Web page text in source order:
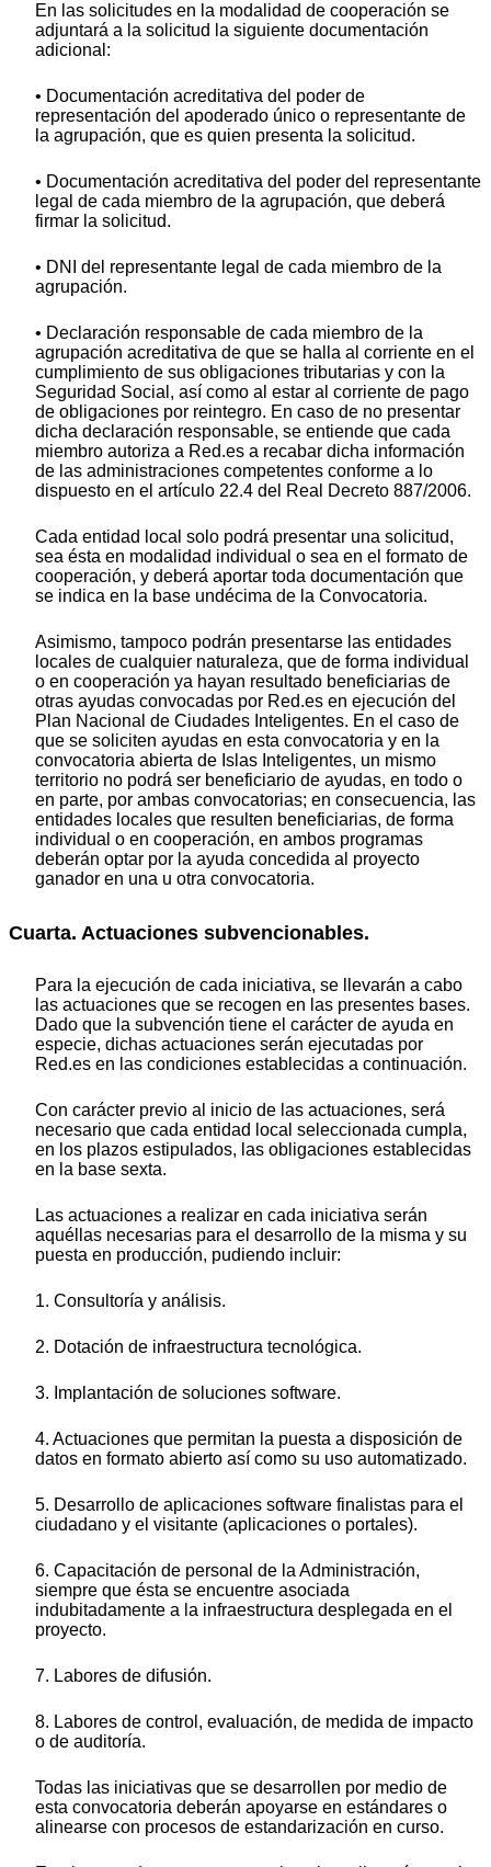
En las solicitudes en la modalidad de cooperación se
adjuntará a la solicitud la siguiente documentación
adicional:
• Documentación acreditativa del poder de
representación del apoderado único o representante de
la agrupación, que es quien presenta la solicitud.
• Documentación acreditativa del poder del representante
legal de cada miembro de la agrupación, que deberá
firmar la solicitud.
• DNI del representante legal de cada miembro de la
agrupación.
• Declaración responsable de cada miembro de la
agrupación acreditativa de que se halla al corriente en el
cumplimiento de sus obligaciones tributarias y con la
Seguridad Social, así como al estar al corriente de pago
de obligaciones por reintegro. En caso de no presentar
dicha declaración responsable, se entiende que cada
miembro autoriza a Red.es a recabar dicha información
de las administraciones competentes conforme a lo
dispuesto en el artículo 22.4 del Real Decreto 887/2006.
Cada entidad local solo podrá presentar una solicitud,
sea ésta en modalidad individual o sea en el formato de
cooperación, y deberá aportar toda documentación que
se indica en la base undécima de la Convocatoria.
Asimismo, tampoco podrán presentarse las entidades
locales de cualquier naturaleza, que de forma individual
o en cooperación ya hayan resultado beneficiarias de
otras ayudas convocadas por Red.es en ejecución del
Plan Nacional de Ciudades Inteligentes. En el caso de
que se soliciten ayudas en esta convocatoria y en la
convocatoria abierta de Islas Inteligentes, un mismo
territorio no podrá ser beneficiario de ayudas, en todo o
en parte, por ambas convocatorias; en consecuencia, las
entidades locales que resulten beneficiarias, de forma
individual o en cooperación, en ambos programas
deberán optar por la ayuda concedida al proyecto
ganador en una u otra convocatoria.
Cuarta. Actuaciones subvencionables.
Para la ejecución de cada iniciativa, se llevarán a cabo
las actuaciones que se recogen en las presentes bases.
Dado que la subvención tiene el carácter de ayuda en
especie, dichas actuaciones serán ejecutadas por
Red.es en las condiciones establecidas a continuación.
Con carácter previo al inicio de las actuaciones, será
necesario que cada entidad local seleccionada cumpla,
en los plazos estipulados, las obligaciones establecidas
en la base sexta.
Las actuaciones a realizar en cada iniciativa serán
aquéllas necesarias para el desarrollo de la misma y su
puesta en producción, pudiendo incluir:
1. Consultoría y análisis.
2. Dotación de infraestructura tecnológica.
3. Implantación de soluciones software.
4. Actuaciones que permitan la puesta a disposición de
datos en formato abierto así como su uso automatizado.
5. Desarrollo de aplicaciones software finalistas para el
ciudadano y el visitante (aplicaciones o portales).
6. Capacitación de personal de la Administración,
siempre que ésta se encuentre asociada
indubitadamente a la infraestructura desplegada en el
proyecto.
7. Labores de difusión.
8. Labores de control, evaluación, de medida de impacto
o de auditoría.
Todas las iniciativas que se desarrollen por medio de
esta convocatoria deberán apoyarse en estándares o
alinearse con procesos de estandarización en curso.